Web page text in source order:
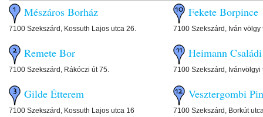
Mészáros Borház
7100 Szekszárd, Kossuth Lajos utca 26.
Remete Bor
7100 Szekszárd, Rákóczi út 75.
Gilde Étterem
7100 Szekszárd, Kossuth Lajos utca 16
Fekete Borpince
7100 Szekszárd, Iván völgy
Heimann
7100 Szekszárd, Ivánvölgyi
Vesztergombi
7100 Szekszárd, Borkút